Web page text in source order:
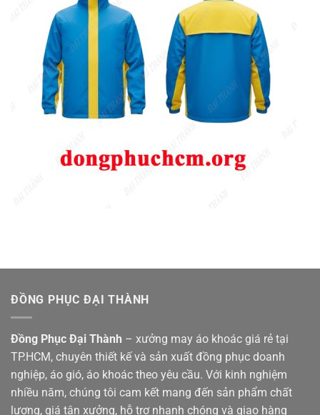
ĐỒNG PHỤC ĐẠI THÀNH
Đồng Phục Đại Thành – xưởng may áo khoác giá rẻ tại
TP.HCM, chuyên thiết kế và sản xuất đồng phục doanh
nghiệp, áo gió, áo khoác theo yêu cầu. Với kinh nghiệm
nhiều năm, chúng tôi cam kết mang đến sản phẩm chất
lượng, giá tận xưởng, hỗ trợ nhanh chóng và giao hàng